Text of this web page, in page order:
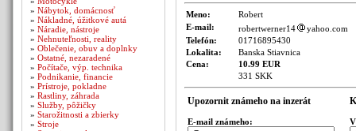
» Nábytok, domácnosť
» Nákladné, úžitkové autá
» Náradie, nástroje
» Nehnuteľnosti, reality
» Oblečenie, obuv a doplnky
» Ostatné, nezaradené
» Počítače, výp. technika
» Podnikanie, financie
» Prístroje, pokladne
» Rastliny, záhrada
» Služby, pôžičky
» Starožitnosti a zbierky
» Stroje
Meno:
Robert
E-mail:
robertwerner14
yahoo.com
Telefón:
01716895430
Lokalita:
Banska Stiavnica
Cena:
10.99 EUR
331 SKK
Upozornit známeho na inzerát
E-mail známeho: